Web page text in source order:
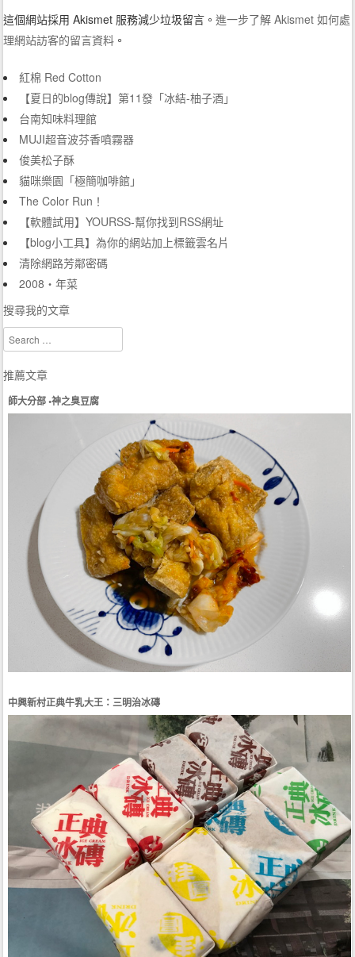
這個網站採用 Akismet 服務減少垃圾留言。進一步了解 Akismet 如何處
理網站訪客的留言資料 。
紅棉 Red Cotton
【夏日的blog傳說】第11發「冰結-柚子酒」
台南知味料理館
MUJI超音波芬香噴霧器
俊美松子酥
貓咪樂園「極簡咖啡館」
The Color Run！
【軟體試用】YOURSS-幫你找到RSS網址
【blog小工具】為你的網站加上標籤雲名片
清除網路芳鄰密碼
2008‧年菜
搜尋我的文章
Search
推薦文章
師大分部 •神之臭豆腐
中興新村正典牛乳大王：三明治冰磚